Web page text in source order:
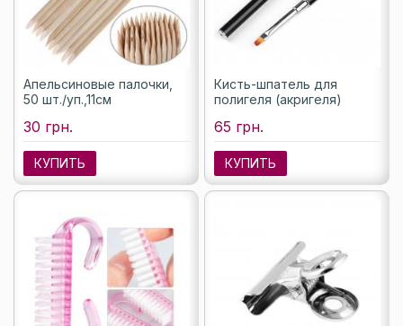
Апельсиновые палочки,
50 шт./уп.,11см
30 грн.
КУПИТЬ
Кисть-шпатель для
полигеля (акригеля)
65 грн.
КУПИТЬ